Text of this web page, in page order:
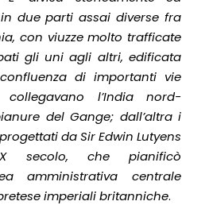
due parti assai diverse fra
con viuzze molto trafficate
gli uni agli altri, edificata
di importanti vie
l’India nord-
del Gange; dall’altra i
da Sir Edwin Lutyens
secolo, che pianificò
amministrativa centrale
imperiali britanniche.